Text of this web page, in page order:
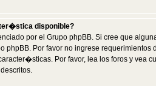
disponible?
por el Grupo phpBB. Si cree que
phpBB. Por favor no ingrese
Por favor, lea los foros y vea